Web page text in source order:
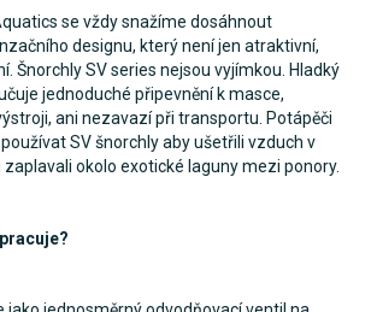
se vždy snažíme dosáhnout
designu, který není jen atraktivní,
Šnorchly SV series nejsou vyjímkou. Hladký
jednoduché připevnění k masce,
ani nezavazí při transportu. Potápěči
SV šnorchly aby ušetřili vzduch v
zaplavali okolo exotické laguny mezi ponory.